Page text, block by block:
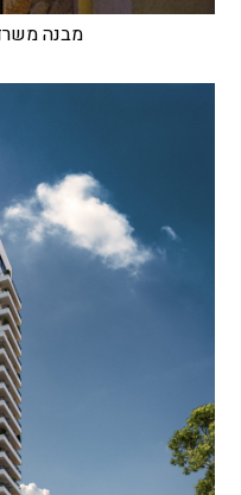
מבנה